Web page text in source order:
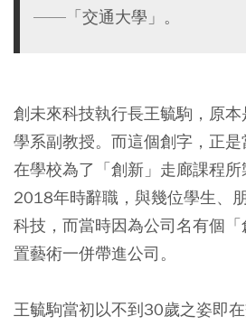
——「交通大學」。
創未來科技執行長王毓駒，原
學系副教授。而這個創字，正
在學校為了「創新」走廊課程
2018年時辭職，與幾位學生、
科技，而當時因為公司名有個
置藝術一併帶進公司。
王毓駒當初以不到30歲之姿即